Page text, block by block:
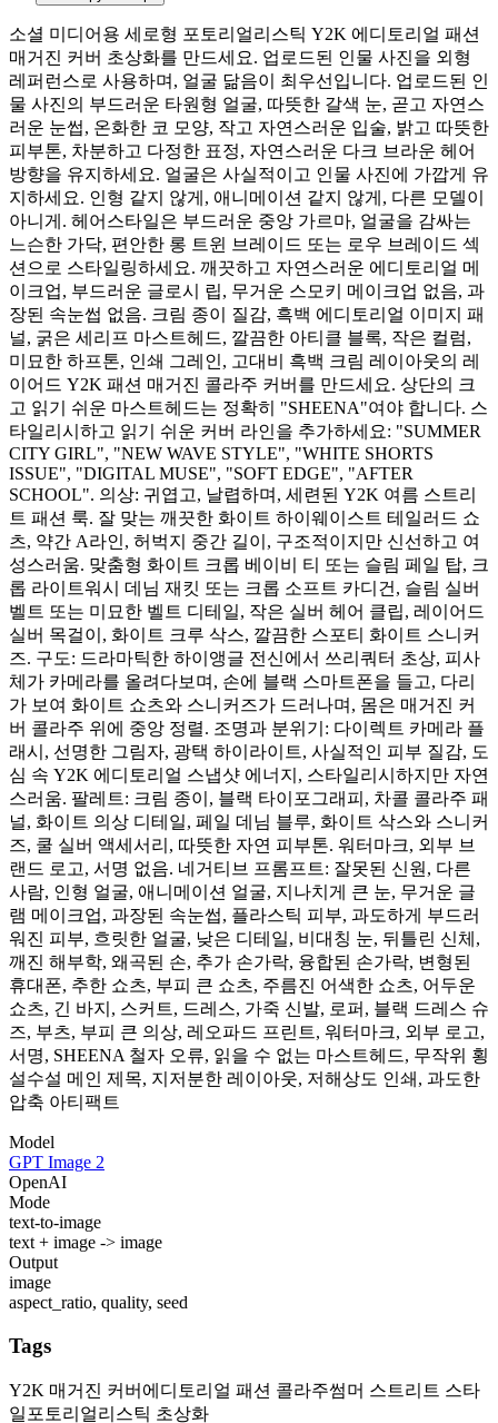
소셜 미디어용 세로형 포토리얼리스틱 Y2K 에디토리얼 패션
매거진 커버 초상화를 만드세요. 업로드된 인물 사진을 외형
레퍼런스로 사용하며, 얼굴 닮음이 최우선입니다. 업로드된 인
물 사진의 부드러운 타원형 얼굴, 따뜻한 갈색 눈, 곧고 자연스
러운 눈썹, 온화한 코 모양, 작고 자연스러운 입술, 밝고 따뜻한
피부톤, 차분하고 다정한 표정, 자연스러운 다크 브라운 헤어
방향을 유지하세요. 얼굴은 사실적이고 인물 사진에 가깝게 유
지하세요. 인형 같지 않게, 애니메이션 같지 않게, 다른 모델이
아니게. 헤어스타일은 부드러운 중앙 가르마, 얼굴을 감싸는
느슨한 가닥, 편안한 롱 트윈 브레이드 또는 로우 브레이드 섹
션으로 스타일링하세요. 깨끗하고 자연스러운 에디토리얼 메
이크업, 부드러운 글로시 립, 무거운 스모키 메이크업 없음, 과
장된 속눈썹 없음. 크림 종이 질감, 흑백 에디토리얼 이미지 패
널, 굵은 세리프 마스트헤드, 깔끔한 아티클 블록, 작은 컬럼,
미묘한 하프톤, 인쇄 그레인, 고대비 흑백 크림 레이아웃의 레
이어드 Y2K 패션 매거진 콜라주 커버를 만드세요. 상단의 크
고 읽기 쉬운 마스트헤드는 정확히 "SHEENA"여야 합니다. 스
타일리시하고 읽기 쉬운 커버 라인을 추가하세요: "SUMMER
CITY GIRL", "NEW WAVE STYLE", "WHITE SHORTS
ISSUE", "DIGITAL MUSE", "SOFT EDGE", "AFTER
SCHOOL". 의상: 귀엽고, 날렵하며, 세련된 Y2K 여름 스트리
트 패션 룩. 잘 맞는 깨끗한 화이트 하이웨이스트 테일러드 쇼
츠, 약간 A라인, 허벅지 중간 길이, 구조적이지만 신선하고 여
성스러움. 맞춤형 화이트 크롭 베이비 티 또는 슬림 페일 탑, 크
롭 라이트워시 데님 재킷 또는 크롭 소프트 카디건, 슬림 실버
벨트 또는 미묘한 벨트 디테일, 작은 실버 헤어 클립, 레이어드
실버 목걸이, 화이트 크루 삭스, 깔끔한 스포티 화이트 스니커
즈. 구도: 드라마틱한 하이앵글 전신에서 쓰리쿼터 초상, 피사
체가 카메라를 올려다보며, 손에 블랙 스마트폰을 들고, 다리
가 보여 화이트 쇼츠와 스니커즈가 드러나며, 몸은 매거진 커
버 콜라주 위에 중앙 정렬. 조명과 분위기: 다이렉트 카메라 플
래시, 선명한 그림자, 광택 하이라이트, 사실적인 피부 질감, 도
심 속 Y2K 에디토리얼 스냅샷 에너지, 스타일리시하지만 자연
스러움. 팔레트: 크림 종이, 블랙 타이포그래피, 차콜 콜라주 패
널, 화이트 의상 디테일, 페일 데님 블루, 화이트 삭스와 스니커
즈, 쿨 실버 액세서리, 따뜻한 자연 피부톤. 워터마크, 외부 브
랜드 로고, 서명 없음. 네거티브 프롬프트: 잘못된 신원, 다른
사람, 인형 얼굴, 애니메이션 얼굴, 지나치게 큰 눈, 무거운 글
램 메이크업, 과장된 속눈썹, 플라스틱 피부, 과도하게 부드러
워진 피부, 흐릿한 얼굴, 낮은 디테일, 비대칭 눈, 뒤틀린 신체,
깨진 해부학, 왜곡된 손, 추가 손가락, 융합된 손가락, 변형된
휴대폰, 추한 쇼츠, 부피 큰 쇼츠, 주름진 어색한 쇼츠, 어두운
쇼츠, 긴 바지, 스커트, 드레스, 가죽 신발, 로퍼, 블랙 드레스 슈
즈, 부츠, 부피 큰 의상, 레오파드 프린트, 워터마크, 외부 로고,
서명, SHEENA 철자 오류, 읽을 수 없는 마스트헤드, 무작위 횡
설수설 메인 제목, 지저분한 레이아웃, 저해상도 인쇄, 과도한
압축 아티팩트
Model
GPT Image 2
OpenAI
Mode
text-to-image
text + image -> image
Output
image
aspect_ratio, quality, seed
Tags
Y2K 매거진 커버 에디토리얼 패션 콜라주썸머 스트리트 스타
일 포토리얼리스틱 초상화